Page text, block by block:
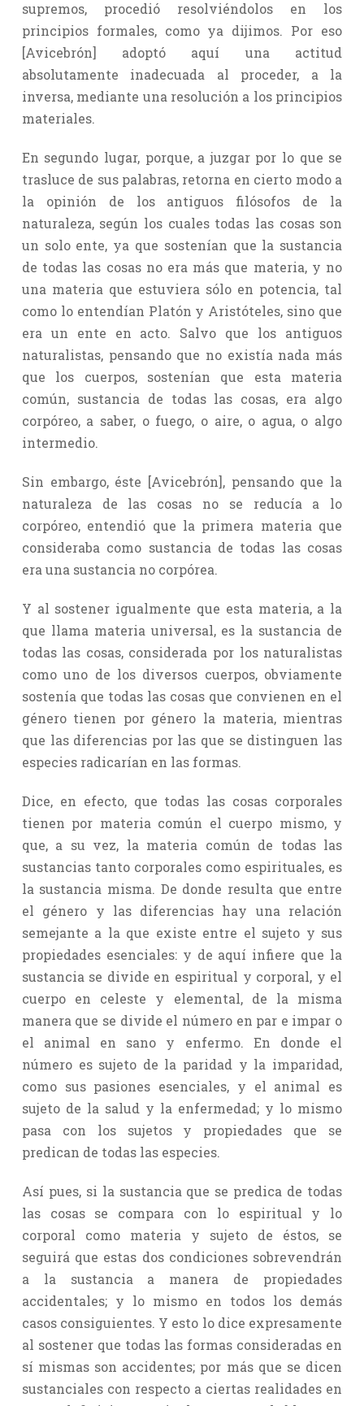
supremos, procedió resolviéndolos en los
principios formales, como ya dijimos. Por eso
[Avicebrón] adoptó aquí una actitud
absolutamente inadecuada al proceder, a la
inversa, mediante una resolución a los principios
materiales.
En segundo lugar, porque, a juzgar por lo que se
trasluce de sus palabras, retorna en cierto modo a
la opinión de los antiguos filósofos de la
naturaleza, según los cuales todas las cosas son
un solo ente, ya que sostenían que la sustancia
de todas las cosas no era más que materia, y no
una materia que estuviera sólo en potencia, tal
como lo entendían Platón y Aristóteles, sino que
era un ente en acto. Salvo que los antiguos
naturalistas, pensando que no existía nada más
que los cuerpos, sostenían que esta materia
común, sustancia de todas las cosas, era algo
corpóreo, a saber, o fuego, o aire, o agua, o algo
intermedio.
Sin embargo, éste [Avicebrón], pensando que la
naturaleza de las cosas no se reducía a lo
corpóreo, entendió que la primera materia que
consideraba como sustancia de todas las cosas
era una sustancia no corpórea.
Y al sostener igualmente que esta materia, a la
que llama materia universal, es la sustancia de
todas las cosas, considerada por los naturalistas
como uno de los diversos cuerpos, obviamente
sostenía que todas las cosas que convienen en el
género tienen por género la materia, mientras
que las diferencias por las que se distinguen las
especies radicarían en las formas.
Dice, en efecto, que todas las cosas corporales
tienen por materia común el cuerpo mismo, y
que, a su vez, la materia común de todas las
sustancias tanto corporales como espirituales, es
la sustancia misma. De donde resulta que entre
el género y las diferencias hay una relación
semejante a la que existe entre el sujeto y sus
propiedades esenciales: y de aquí infiere que la
sustancia se divide en espiritual y corporal, y el
cuerpo en celeste y elemental, de la misma
manera que se divide el número en par e impar o
el animal en sano y enfermo. En donde el
número es sujeto de la paridad y la imparidad,
como sus pasiones esenciales, y el animal es
sujeto de la salud y la enfermedad; y lo mismo
pasa con los sujetos y propiedades que se
predican de todas las especies.
Así pues, si la sustancia que se predica de todas
las cosas se compara con lo espiritual y lo
corporal como materia y sujeto de éstos, se
seguirá que estas dos condiciones sobrevendrán
a la sustancia a manera de propiedades
accidentales; y lo mismo en todos los demás
casos consiguientes. Y esto lo dice expresamente
al sostener que todas las formas consideradas en
sí mismas son accidentes; por más que se dicen
sustanciales con respecto a ciertas realidades en